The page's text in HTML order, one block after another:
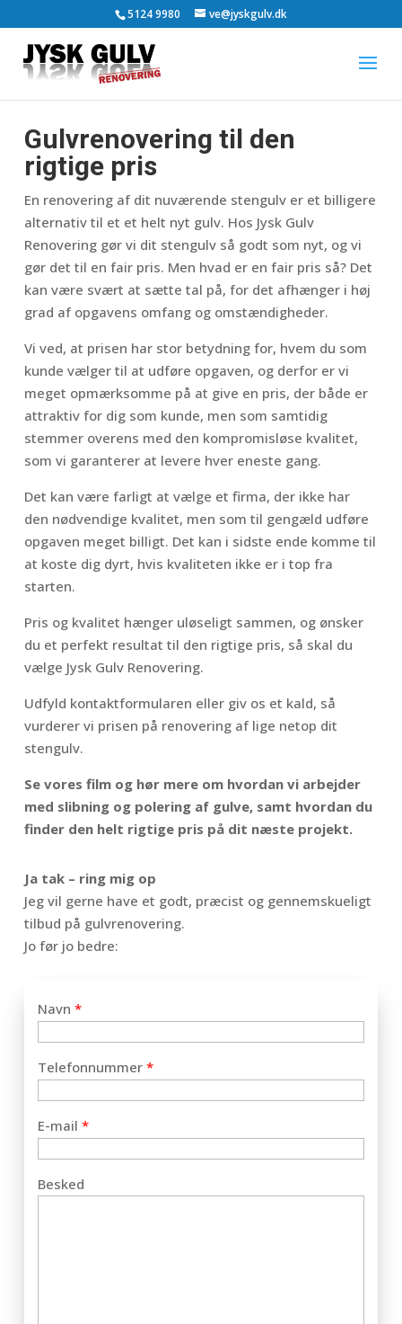
5124 9980 ve@jyskgulv.dk
Gulvrenovering til den
rigtige pris
En renovering af dit nuværende stengulv er et billigere
alternativ til et et helt nyt gulv. Hos Jysk Gulv
Renovering gør vi dit stengulv så godt som nyt, og vi
gør det til en fair pris. Men hvad er en fair pris så? Det
kan være svært at sætte tal på, for det afhænger i høj
grad af opgavens omfang og omstændigheder.
Vi ved, at prisen har stor betydning for, hvem du som
kunde vælger til at udføre opgaven, og derfor er vi
meget opmærksomme på at give en pris, der både er
attraktiv for dig som kunde, men som samtidig
stemmer overens med den kompromisløse kvalitet,
som vi garanterer at levere hver eneste gang.
Det kan være farligt at vælge et firma, der ikke har
den nødvendige kvalitet, men som til gengæld udføre
opgaven meget billigt. Det kan i sidste ende komme til
at koste dig dyrt, hvis kvaliteten ikke er i top fra
starten.
Pris og kvalitet hænger uløseligt sammen, og ønsker
du et perfekt resultat til den rigtige pris, så skal du
vælge Jysk Gulv Renovering.
Udfyld kontaktformularen eller giv os et kald, så
vurderer vi prisen på renovering af lige netop dit
stengulv.
Se vores film og hør mere om hvordan vi arbejder
med slibning og polering af gulve, samt hvordan du
finder den helt rigtige pris på dit næste projekt.
Ja tak – ring mig op
Jeg vil gerne have et godt, præcist og gennemskueligt
tilbud på gulvrenovering.
Jo før jo bedre:
Navn*
Telefonnummer*
E-mail*
Besked